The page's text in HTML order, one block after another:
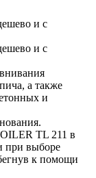
и с
и с
а также
и
TL 211 в
при выборе
к помощи